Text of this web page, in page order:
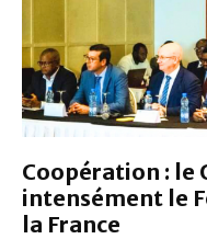
Coopération : le
intensément le
la France